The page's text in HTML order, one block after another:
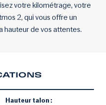
votre kilométrage, votre
2, qui vous offre un
hauteur de vos attentes.
Hauteur talon :